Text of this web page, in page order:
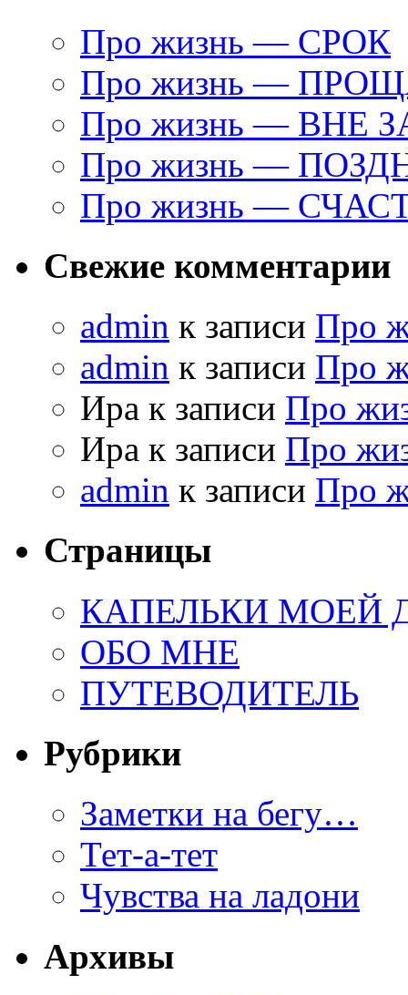
Про жизнь — СРОК
Про жизнь —
Про жизнь — ВНЕ
Про жизнь —
Про жизнь —
Свежие комментарии
admin к записи Про
admin к записи Про
Ира к записи Про
Ира к записи Про
admin к записи Про
Страницы
КАПЕЛЬКИ МОЕЙ
ОБО МНЕ
ПУТЕВОДИТЕЛЬ
Рубрики
Заметки на бегу…
Тет-а-тет
Чувства на ладони
Архивы